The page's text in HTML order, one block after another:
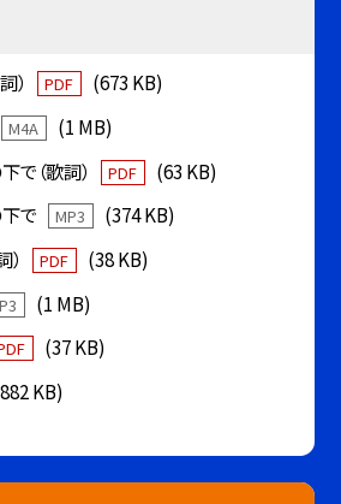
） PDF
(673 KB)
M4A
(1 MB)
で（歌詞）
PDF
(63 KB)
で
MP3
(374 KB)
PDF
(38 KB)
(1 MB)
(37 KB)
KB)